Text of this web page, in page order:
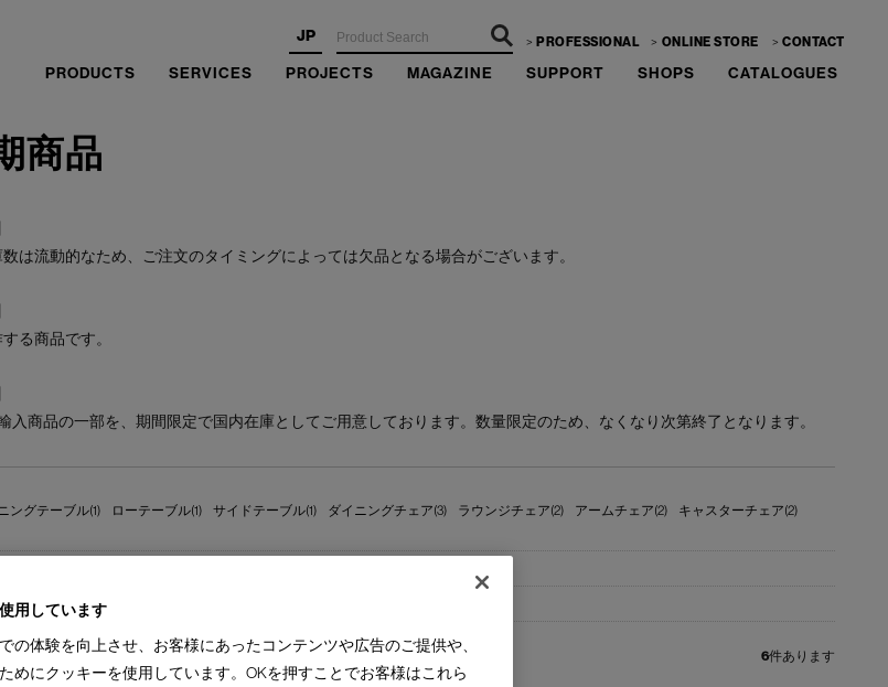
JP PROFESSIONAL ONLINE STORE CONTACT
PRODUCTS SERVICES PROJECTS MAGAZINE SUPPORT SHOPS CATALOGUES
商品
は流動的なため、ご注文のタイミングによっては欠品となる場合がございます。
る商品です。
入商品の一部を、期間限定で国内在庫としてご用意しております。数量限定のため、なくなり次第終了となります。
ングテーブル(1) ローテーブル(1) サイドテーブル(1) ダイニングチェア(3) ラウンジチェア(2) アームチェア(2)
キャスターチェア(2)
(2) 1-3ヵ月［国内製作品］(6)
6件あります
用しています
の体験を向上させ、お客様にあったコンテンツや広告のご提供や、
めにクッキーを使用しています。OKを押すことでお客様はこれら